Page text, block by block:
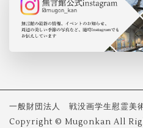
一般財団法人 戦没画学生慰霊美
Copyright © Mugonkan All